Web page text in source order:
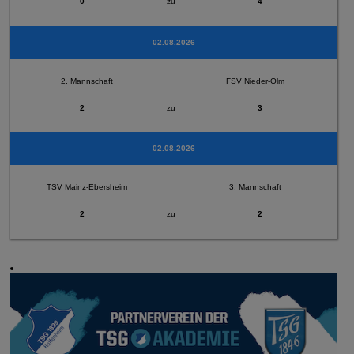
02.08.2026
2. Mannschaft FSV Nieder-Olm
2 zu 3
02.08.2026
TSV Mainz-Ebersheim 3. Mannschaft
2 zu 2